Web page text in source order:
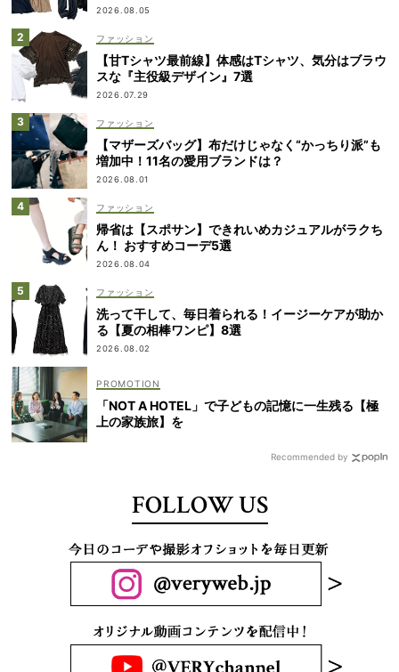
2026.08.05
ファッション
【甘Tシャツ最前線】体感はTシャツ、気分はブラウ
スな『主役級デザイン』7選
2026.07.29
ファッション
【マザーズバッグ】布だけじゃなく“かっちり派”も
増加中！11名の愛用ブランドは？
2026.08.01
ファッション
帰省は【スポサン】できれいめカジュアルがラクち
ん！ おすすめコーデ5選
2026.08.04
ファッション
洗って干して、毎日着られる！イージーケアが助か
る【夏の相棒ワンピ】8選
2026.08.02
「NOT A HOTEL」で子どもの記憶に一生残る【極
上の家族旅】を
Recommended by
FOLLOW US